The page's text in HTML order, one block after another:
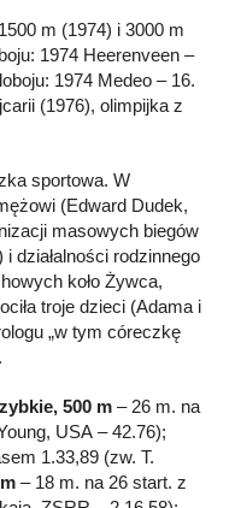
m (1974) i 3000 m
1974 Heerenveen –
1974 Medeo – 16.
(1976), olimpijka z
sportowa. W
(Edward Dudek,
masowych biegów
działalności rodzinnego
koło Żywca,
troje dzieci (Adama i
„w tym córeczkę
500 m – 26 m. na
USA – 42.76);
1.33,89 (zw. T.
– 18 m. na 26 start. z